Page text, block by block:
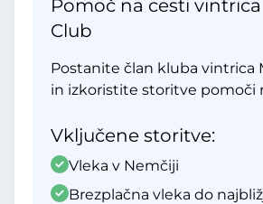
Pomoč na cesti
Club
Postanite član kluba vintrica
in izkoristite storitve pomoči
Vključene storitve:
Vleka v Nemčiji
Brezplačna vleka do